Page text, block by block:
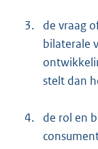
3.
de vraag
bilaterale
stelt dan
4.
de rol en